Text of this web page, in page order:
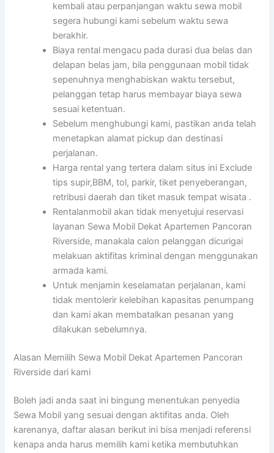
kembali atau perpanjangan waktu sewa mobil
segera hubungi kami sebelum waktu sewa
berakhir.
Biaya rental mengacu pada durasi dua belas dan
delapan belas jam, bila penggunaan mobil tidak
sepenuhnya menghabiskan waktu tersebut,
pelanggan tetap harus membayar biaya sewa
sesuai ketentuan.
Sebelum menghubungi kami, pastikan anda telah
menetapkan alamat pickup dan destinasi
perjalanan.
Harga rental yang tertera dalam situs ini Exclude
tips supir,BBM, tol, parkir, tiket penyeberangan,
retribusi daerah dan tiket masuk tempat wisata .
Rentalanmobil akan tidak menyetujui reservasi
layanan Sewa Mobil Dekat Apartemen Pancoran
Riverside, manakala calon pelanggan dicurigai
melakuan aktifitas kriminal dengan menggunakan
armada kami.
Untuk menjamin keselamatan perjalanan, kami
tidak mentolerir kelebihan kapasitas penumpang
dan kami akan membatalkan pesanan yang
dilakukan sebelumnya.
Alasan Memilih Sewa Mobil Dekat Apartemen Pancoran
Riverside dari kami
Boleh jadi anda saat ini bingung menentukan penyedia
Sewa Mobil yang sesuai dengan aktifitas anda. Oleh
karenanya, daftar alasan berikut ini bisa menjadi referensi
kenapa anda harus memilih kami ketika membutuhkan